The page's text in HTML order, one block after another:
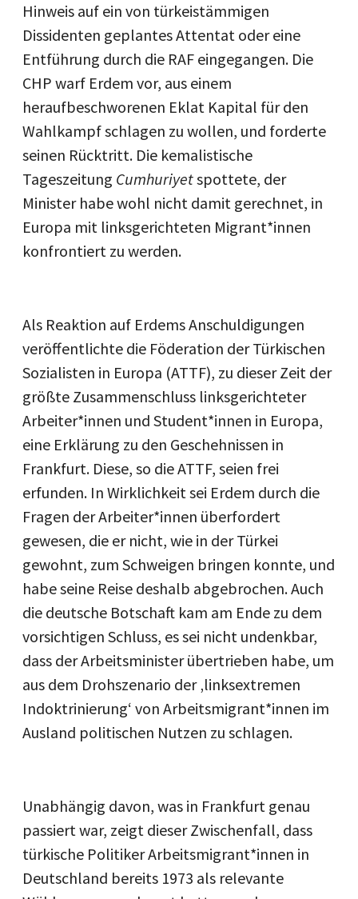
Hinweis auf ein von türkeistämmigen
Dissidenten geplantes Attentat oder eine
Entführung durch die RAF eingegangen. Die
CHP warf Erdem vor, aus einem
heraufbeschworenen Eklat Kapital für den
Wahlkampf schlagen zu wollen, und forderte
seinen Rücktritt. Die kemalistische
Tageszeitung Cumhuriyetspottete, der
Minister habe wohl nicht damit gerechnet, in
Europa mit linksgerichteten Migrant*innen
konfrontiert zu werden.
Als Reaktion auf Erdems Anschuldigungen
veröffentlichte die Föderation der Türkischen
Sozialisten in Europa (ATTF), zu dieser Zeit der
größte Zusammenschluss linksgerichteter
Arbeiter*innen und Student*innen in Europa,
eine Erklärung zu den Geschehnissen in
Frankfurt. Diese, so die ATTF, seien frei
erfunden. In Wirklichkeit sei Erdem durch die
Fragen der Arbeiter*innen überfordert
gewesen, die er nicht, wie in der Türkei
gewohnt, zum Schweigen bringen konnte, und
habe seine Reise deshalb abgebrochen. Auch
die deutsche Botschaft kam am Ende zu dem
vorsichtigen Schluss, es sei nicht undenkbar,
dass der Arbeitsminister übertrieben habe, um
aus dem Drohszenario der ‚linksextremen
Indoktrinierung‘ von Arbeitsmigrant*innen im
Ausland politischen Nutzen zu schlagen.
Unabhängig davon, was in Frankfurt genau
passiert war, zeigt dieser Zwischenfall, dass
türkische Politiker Arbeitsmigrant*innen in
Deutschland bereits 1973 als relevante